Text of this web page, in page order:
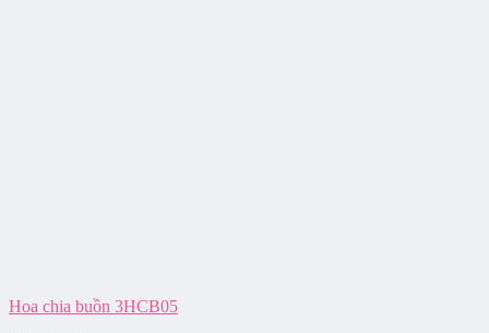
Hoa chia buồn 3HCB05